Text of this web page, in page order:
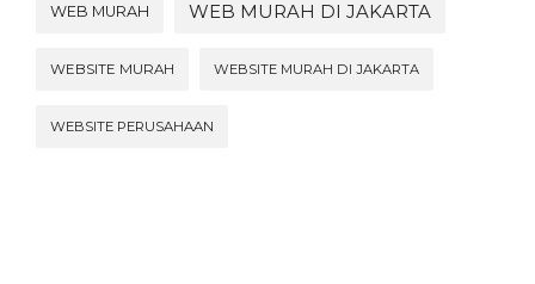
WEB MURAH WEB MURAH DI JAKARTA
WEBSITE MURAH WEBSITE MURAH DI JAKARTA
WEBSITE PERUSAHAAN